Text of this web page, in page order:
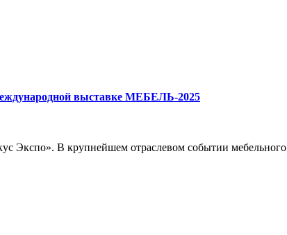
выставке МЕБЕЛЬ-2025
Экспо». В крупнейшем отраслевом событии мебельного